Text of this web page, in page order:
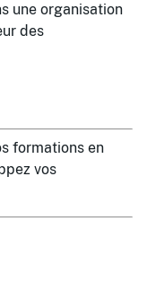
une organisation
des
formations en
vos